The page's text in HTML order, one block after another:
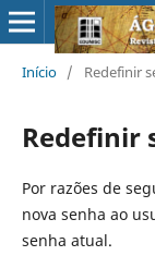
Início / Redefinir
Redefinir
Por razões de
nova senha ao
senha atual.